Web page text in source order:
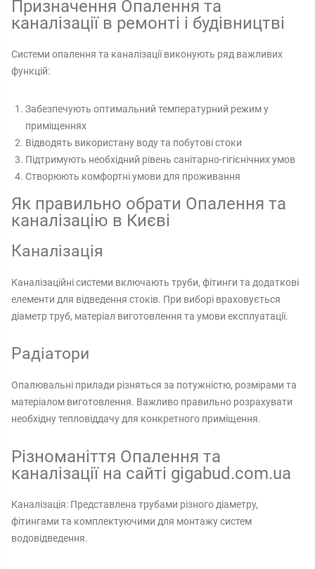
Призначення Опалення та
каналізації в ремонті і будівництві
Системи опалення та каналізації виконують ряд важливих
функцій:
Забезпечують оптимальний температурний режим у
приміщеннях
Відводять використану воду та побутові стоки
Підтримують необхідний рівень санітарно-гігієнічних умов
Створюють комфортні умови для проживання
Як правильно обрати Опалення та
каналізацію в Києві
Каналізація
Каналізаційні системи включають труби, фітинги та додаткові
елементи для відведення стоків. При виборі враховується
діаметр труб, матеріал виготовлення та умови експлуатації.
Радіатори
Опалювальні прилади різняться за потужністю, розмірами та
матеріалом виготовлення. Важливо правильно розрахувати
необхідну тепловіддачу для конкретного приміщення.
Різноманіття Опалення та
каналізації на сайті gigabud.com.ua
Каналізація: Представлена трубами різного діаметру,
фітингами та комплектуючими для монтажу систем
водовідведення.